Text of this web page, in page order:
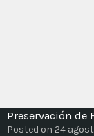
Preservación
Posted on 24